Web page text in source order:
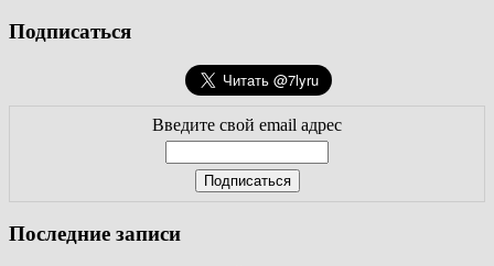
Подписаться
Введите свой email адрес
Последние записи